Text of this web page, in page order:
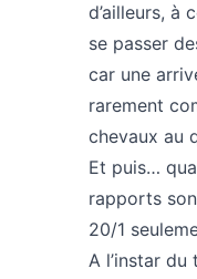
d’ailleurs, à
se passer
car une
rarement
chevaux au
Et puis…
rapports
20/1
A l’instar